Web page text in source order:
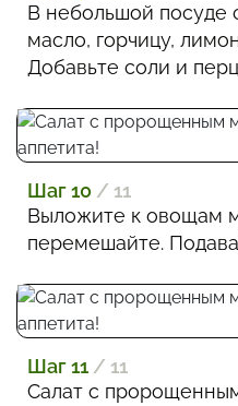
В небольшой посуде
масло, горчицу,
Добавьте соли и
Шаг 10 / 11
Выложите к овощам
перемешайте.
Шаг 11 / 11
Салат с